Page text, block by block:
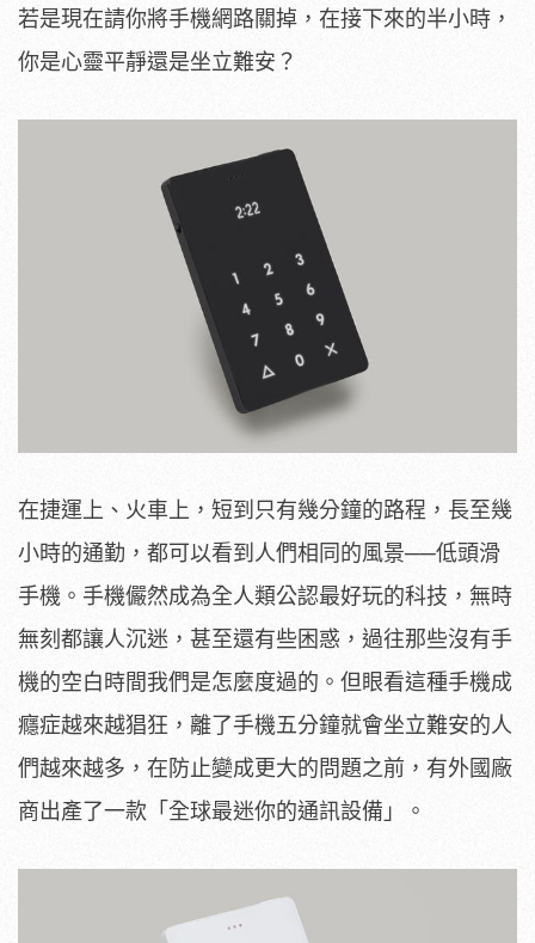
若是現在請你將手機網路關掉，在接下來的半小時，
你是心靈平靜還是坐立難安？
在捷運上、火車上，短到只有幾分鐘的路程，長至幾
小時的通勤，都可以看到人們相同的風景──低頭滑
手機。手機儼然成為全人類公認最好玩的科技，無時
無刻都讓人沉迷，甚至還有些困惑，過往那些沒有手
機的空白時間我們是怎麼度過的。但眼看這種手機成
癮症越來越猖狂，離了手機五分鐘就會坐立難安的人
們越來越多，在防止變成更大的問題之前，有外國廠
商出產了一款「全球最迷你的通訊設備」。